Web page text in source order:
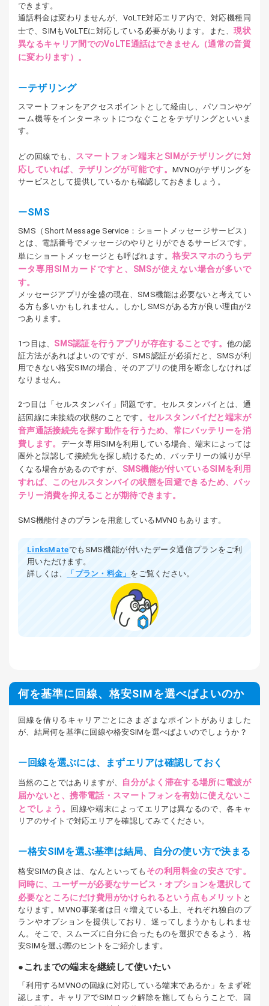
できます。
通話料金は変わりませんが、VoLTE対応エリア内で、対応機種同
士で、SIMもVoLTEに対応している必要があります。また、現状
異なるキャリア間でのVoLTE通話はできません（通常の音質
に変わります）。
テザリング
スマートフォンをアクセスポイントとして経由し、パソコンやゲ
ーム機等をインターネットにつなぐことをテザリングといいま
す。
どの回線でも、
スマートフォン端末とSIMがテザリングに対
応していれば、テザリングが可能です。 MVNOがテザリングを
サービスとして提供しているかも確認しておきましょう。
SMS
SMS（Short Message Service：ショートメッセージサービス）
とは、電話番号でメッセージのやりとりができるサービスです。
単にショートメッセージとも呼ばれます。格安スマホのうちデ
ータ専用SIMカードですと、SMSが使えない場合が多いで
す。
メッセージアプリが全盛の現在、SMS機能は必要ないと考えてい
る方も多いかもしれません。しかしSMSがある方が良い理由が2
つあります。
1つ目は、 SMS認証を行うアプリが存在することです。他の認
証方法があればよいのですが、SMS認証が必須だと、SMSが利
用できない格安SIMの場合、そのアプリの使用を断念しなければ
なりません。
2つ目は「セルスタンバイ」問題です。セルスタンバイとは、通
話回線に未接続の状態のことです。 セルスタンバイだと端末が
音声通話接続先を探す動作を行うため、常にバッテリーを消
費します。 データ専用SIMを利用している場合、端末によっては
圏外と誤認して接続先を探し続けるため、バッテリーの減りが早
くなる場合があるのですが、 SMS機能が付いているSIMを利用
すれば、このセルスタンバイの状態を回避できるため、バッ
テリー消費を抑えることが期待できます。
SMS機能付きのプランを用意しているMVNOもあります。
LinksMateでもSMS機能が付いたデータ通信プランをご利
用いただけます。
詳しくは、
「プラン・料金」 をご覧ください。
何を基準に回線、格安SIMを選べばよいのか
回線を借りるキャリアごとにさまざまなポイントがありました
が、結局何を基準に回線や格安SIMを選べばよいのでしょうか？
回線を選ぶには、まずエリアは確認しておく
当然のことではありますが、
自分がよく滞在する場所に電波が
届かないと、携帯電話・スマートフォンを有効に使えないこ
とでしょう。
回線や端末によってエリアは異なるので、各キャ
リアのサイトで対応エリアを確認してみてください。
格安SIMを選ぶ基準は結局、自分の使い方で決まる
格安SIMの良さは、なんといっても その利用料金の安さです。
同時に、ユーザーが必要なサービス・オプションを選択して
必要なところにだけ費用がかけられるという点もメリット と
なります。MVNO事業者は日々増えている上、それぞれ独自のプ
ランやオプションを提供しており、迷ってしまうかもしれませ
ん。そこで、スムーズに自分に合ったものを選択できるよう、格
安SIMを選ぶ際のヒントをご紹介します。
これまでの端末を継続して使いたい
「利用するMVNOの回線に対応している端末であるか」をまず確
認します。キャリアでSIMロック解除を施してもらうことで、回